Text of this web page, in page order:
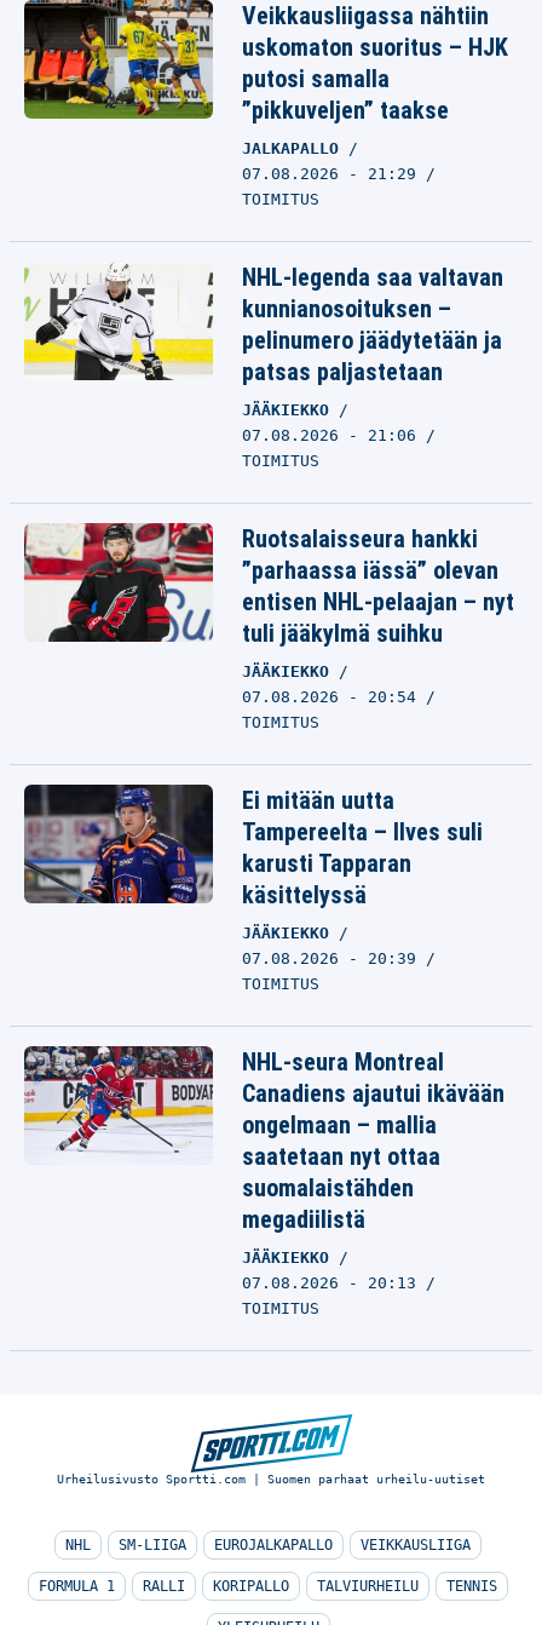
Veikkausliigassa nähtiin
uskomaton suoritus – HJK
putosi samalla
”pikkuveljen” taakse
JALKAPALLO
07.08.2026 - 21:29
TOIMITUS
NHL-legenda saa valtavan
kunnianosoituksen –
pelinumero jäädytetään ja
patsas paljastetaan
JÄÄKIEKKO
07.08.2026 - 21:06
TOIMITUS
Ruotsalaisseura hankki
”parhaassa iässä” olevan
entisen NHL-pelaajan – nyt
tuli jääkylmä suihku
JÄÄKIEKKO
07.08.2026 - 20:54
TOIMITUS
Ei mitään uutta
Tampereelta – Ilves suli
karusti Tapparan
käsittelyssä
JÄÄKIEKKO
07.08.2026 - 20:39
TOIMITUS
NHL-seura Montreal
Canadiens ajautui ikävään
ongelmaan – mallia
saatetaan nyt ottaa
suomalaistähden
megadiilistä
JÄÄKIEKKO
07.08.2026 - 20:13
TOIMITUS
Urheilusivusto Sportti.com | Suomen parhaat urheilu-uutiset
NHL SM-LIIGA EUROJALKAPALLO VEIKKAUSLIIGA
FORMULA 1 RALLI KORIPALLO TALVIURHEILU TENNIS